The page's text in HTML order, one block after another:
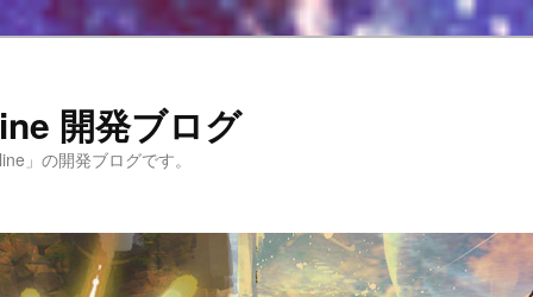
開発ブログ
」の開発ブログです。